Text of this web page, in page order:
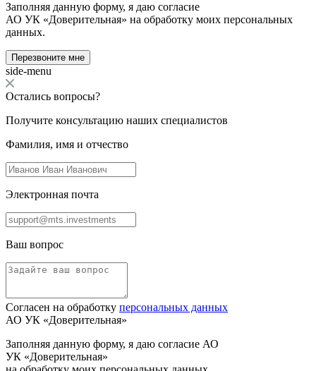
Заполняя данную форму, я даю согласие
АО УК «Доверительная» на обработку моих персональных
данных.
Перезвоните мне
side-menu
Остались вопросы?
Получите консультацию наших специалистов
Фамилия, имя и отчество
Электронная почта
Ваш вопрос
Согласен на обработку персональных данных
АО УК «Доверительная»
Заполняя данную форму, я даю согласие АО
УК «Доверительная»